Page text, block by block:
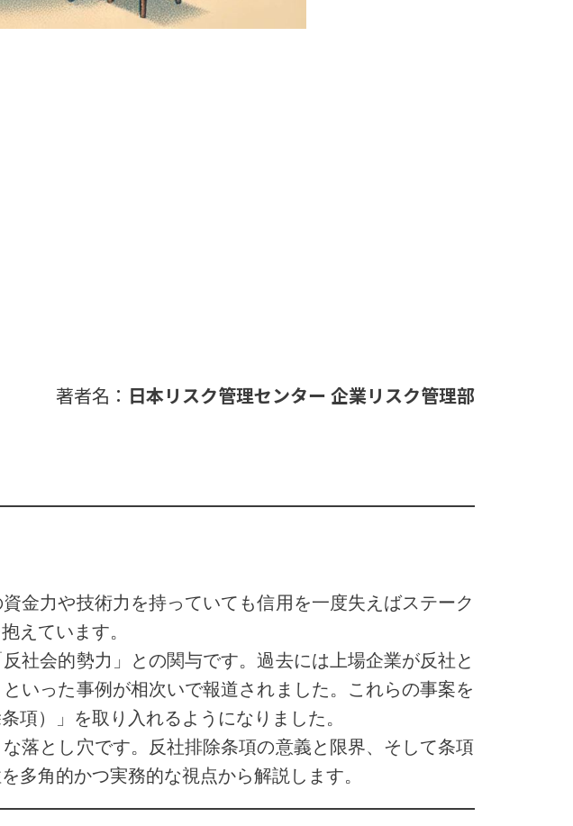
著者名： 日本リスク管理センター 企業リスク管理部
金力や技術力を持っていても信用を一度失えばステーク
えています。
社会的勢力」との関与です。過去には上場企業が反社と
いった事例が相次いで報道されました。これらの事案を
項）」を取り入れるようになりました。
落とし穴です。反社排除条項の意義と限界、そして条項
多角的かつ実務的な視点から解説します。